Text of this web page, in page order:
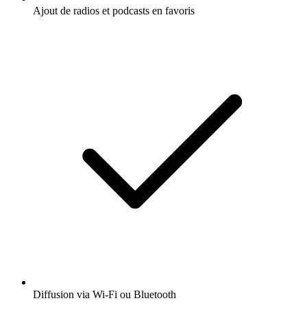
Ajout de radios et podcasts en favoris
Diffusion via Wi-Fi ou Bluetooth